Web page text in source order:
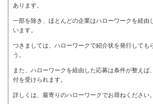
あります。
一部を除き、ほとんどの企業はハローワークを経由
います。
つきましては、ハローワークで紹介状を発行しても
う。
また、ハローワークを経由した応募は条件が整えば
付を受けられます。
詳しくは、最寄りのハローワークでお尋ねください。